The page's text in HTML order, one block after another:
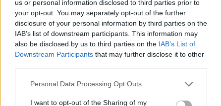
us or personal information disclosed to third parties prior to
your opt-out. You may separately opt-out of the further
disclosure of your personal information by third parties on the
IAB’s list of downstream participants. This information may
also be disclosed by us to third parties on the IAB’s List of
Downstream Participants that may further disclose it to other
Personal Data Processing Opt Outs
I want to opt-out of the Sharing of my